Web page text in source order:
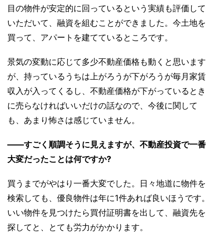
目の物件が安定的に回っているという実績も評価して
いただいて、融資を組むことができました。今土地を
買って、アパートを建てているところです。
景気の変動に応じて多少不動産価格も動くと思います
が、持っているうちは上がろうが下がろうが毎月家賃
収入が入ってくるし、不動産価格が下がっているとき
に売らなければいいだけの話なので、今後に関して
も、あまり怖さは感じていません。
――すごく順調そうに見えますが、不動産投資で一番
大変だったことは何ですか?
買うまでがやはり一番大変でした。日々地道に物件を
検索しても、優良物件は年に1件あれば良いほうです。
いい物件を見つけたら買付証明書を出して、融資先を
探してと、とても労力がかかります。